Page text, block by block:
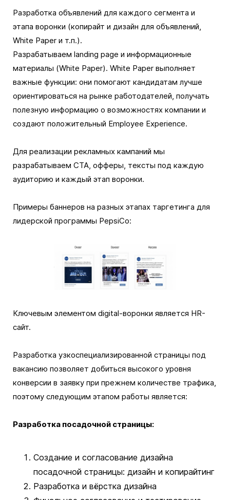
Разработка объявлений для каждого сегмента и
этапа воронки (копирайт и дизайн для объявлений,
White Paper и т.п.).
Разрабатываем landing page и информационные
материалы (White Paper). White Paper выполняет
важные функции: они помогают кандидатам лучше
ориентироваться на рынке работодателей, получать
полезную информацию о возможностях компании и
создают положительный Employee Experience.
Для реализации рекламных кампаний мы
разрабатываем CTA, офферы, тексты под каждую
аудиторию и каждый этап воронки.
Примеры баннеров на разных этапах таргетинга для
лидерской программы PepsiCo:
Ключевым элементом digital-воронки является HR-
сайт.
Разработка узкоспециализированной страницы под
вакансию позволяет добиться высокого уровня
конверсии в заявку при прежнем количестве трафика,
поэтому следующим этапом работы является:
Разработка посадочной страницы:
Создание и согласование дизайна
посадочной страницы: дизайн и копирайтинг
Разработка и вёрстка дизайна